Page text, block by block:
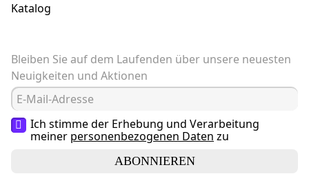
Katalog
Bleiben Sie auf dem Laufenden über unsere neuesten
Neuigkeiten und Aktionen
Ich stimme der Erhebung und Verarbeitung
meiner personenbezogenen Daten zu
ABONNIEREN